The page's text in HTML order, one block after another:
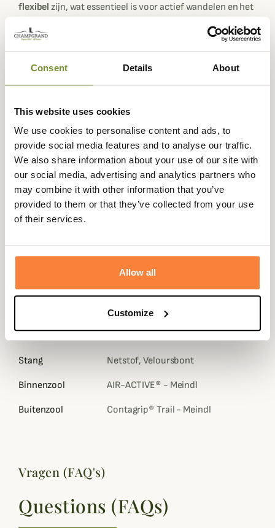
Consent Details About
This website uses cookies
We use cookies to personalise content and ads, to
provide social media features and to analyse our traffic.
We also share information about your use of our site with
our social media, advertising and analytics partners who
may combine it with other information that you’ve
provided to them or that they’ve collected from your use
of their services.
Allow all
Customize
flexibel zijn, wat essentieel is voor actief wandelen en het
Dit middenhoge bovenwerk is het belangrijkste kenmerk
wandelschoenen
buitenzooltechnologie verhoogt de tractie en voegt
Contagrip® is een sterke, slijtvaste rubbersamenstelling
die grip en duurzaamheid biedt op alle oppervlakken van
je favoriete wandelpaden.
De Meindl Air Active inlegzool die bij de schoen wordt
geleverd heeft een vochtabsorberend systeem en
verbetert de ventilatie van de voet.
Gegevensblad
Kleuren Geel, Grijs, Rood
GORE-TEX
Stang Netstof, Veloursbont
Binnenzool AIR-ACTIVE® - Meindl
Buitenzool Contagrip® Trail - Meindl
Vragen (FAQ's)
Questions (FAQs)